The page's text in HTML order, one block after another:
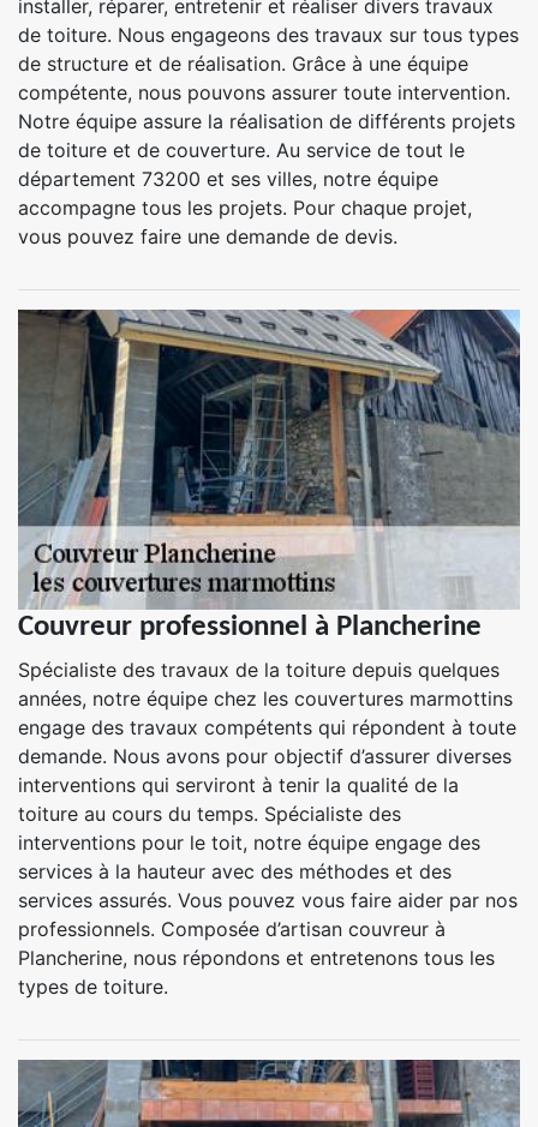
installer, réparer, entretenir et réaliser divers travaux
de toiture. Nous engageons des travaux sur tous types
de structure et de réalisation. Grâce à une équipe
compétente, nous pouvons assurer toute intervention.
Notre équipe assure la réalisation de différents projets
de toiture et de couverture. Au service de tout le
département 73200 et ses villes, notre équipe
accompagne tous les projets. Pour chaque projet,
vous pouvez faire une demande de devis.
Couvreur professionnel à Plancherine
Spécialiste des travaux de la toiture depuis quelques
années, notre équipe chez les couvertures marmottins
engage des travaux compétents qui répondent à toute
demande. Nous avons pour objectif d’assurer diverses
interventions qui serviront à tenir la qualité de la
toiture au cours du temps. Spécialiste des
interventions pour le toit, notre équipe engage des
services à la hauteur avec des méthodes et des
services assurés. Vous pouvez vous faire aider par nos
professionnels. Composée d’artisan couvreur à
Plancherine, nous répondons et entretenons tous les
types de toiture.